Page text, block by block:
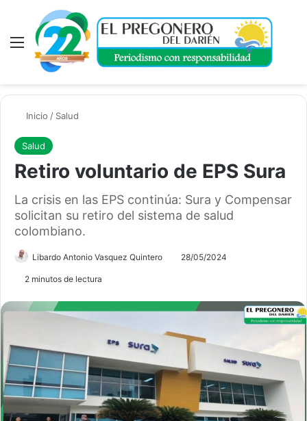
Menú
Inicio / Salud
Salud
Retiro voluntario de EPS Sura
La crisis en las EPS continúa: Sura y Compensar
solicitan su retiro del sistema de salud
colombiano.
Libardo Antonio Vasquez Quintero 28/05/2024
2 minutos de lectura